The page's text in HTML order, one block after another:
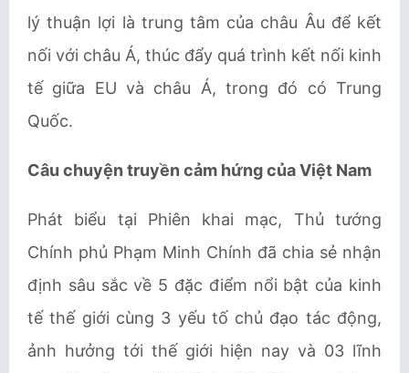
lý thuận lợi là trung tâm của châu Âu để kết
nối với châu Á, thúc đẩy quá trình kết nối kinh
tế giữa EU và châu Á, trong đó có Trung
Quốc.
Câu chuyện truyền cảm hứng của Việt Nam
Phát biểu tại Phiên khai mạc, Thủ tướng
Chính phủ Phạm Minh Chính đã chia sẻ nhận
định sâu sắc về 5 đặc điểm nổi bật của kinh
tế thế giới cùng 3 yếu tố chủ đạo tác động,
ảnh hưởng tới thế giới hiện nay và 03 lĩnh